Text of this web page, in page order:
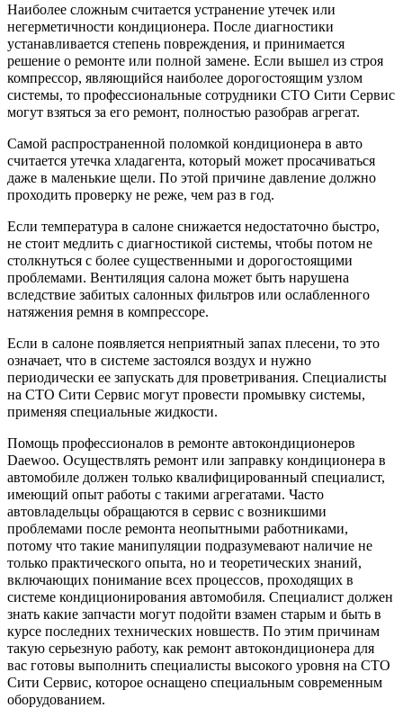
Наиболее сложным считается устранение утечек или
негерметичности кондиционера. После диагностики
устанавливается степень повреждения, и принимается
решение о ремонте или полной замене. Если вышел из строя
компрессор, являющийся наиболее дорогостоящим узлом
системы, то профессиональные сотрудники СТО Сити Сервис
могут взяться за его ремонт, полностью разобрав агрегат.
Самой распространенной поломкой кондиционера в авто
считается утечка хладагента, который может просачиваться
даже в маленькие щели. По этой причине давление должно
проходить проверку не реже, чем раз в год.
Если температура в салоне снижается недостаточно быстро,
не стоит медлить с диагностикой системы, чтобы потом не
столкнуться с более существенными и дорогостоящими
проблемами. Вентиляция салона может быть нарушена
вследствие забитых салонных фильтров или ослабленного
натяжения ремня в компрессоре.
Если в салоне появляется неприятный запах плесени, то это
означает, что в системе застоялся воздух и нужно
периодически ее запускать для проветривания. Специалисты
на СТО Сити Сервис могут провести промывку системы,
применяя специальные жидкости.
Помощь профессионалов в ремонте автокондиционеров
Daewoo. Осуществлять ремонт или заправку кондиционера в
автомобиле должен только квалифицированный специалист,
имеющий опыт работы с такими агрегатами. Часто
автовладельцы обращаются в сервис с возникшими
проблемами после ремонта неопытными работниками,
потому что такие манипуляции подразумевают наличие не
только практического опыта, но и теоретических знаний,
включающих понимание всех процессов, проходящих в
системе кондиционирования автомобиля. Специалист должен
знать какие запчасти могут подойти взамен старым и быть в
курсе последних технических новшеств. По этим причинам
такую серьезную работу, как ремонт автокондиционера для
вас готовы выполнить специалисты высокого уровня на СТО
Сити Сервис, которое оснащено специальным современным
оборудованием.